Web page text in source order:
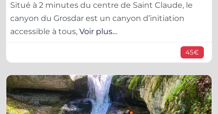
Situé à 2 minutes du centre de Saint Claude, le
canyon du Grosdar est un canyon d’initiation
accessible à tous, Voir plus…
45€